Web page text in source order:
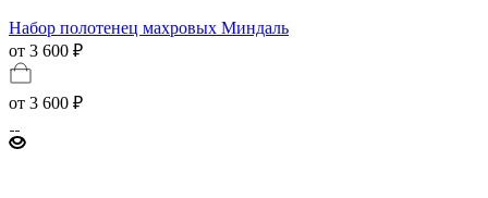
Набор полотенец махровых Миндаль
от 3 600 ₽
от 3 600 ₽